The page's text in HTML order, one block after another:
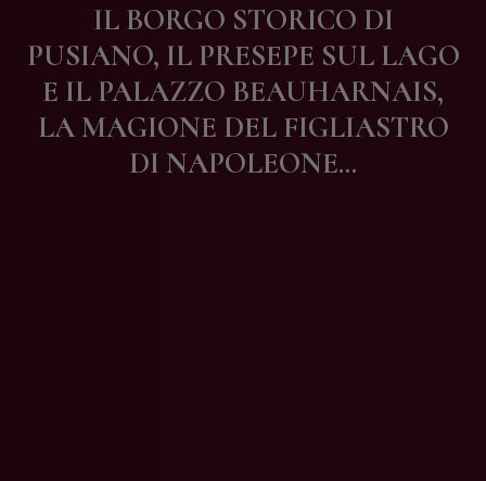
IL BORGO STORICO DI
PUSIANO, IL PRESEPE SUL LAGO
E IL PALAZZO BEAUHARNAIS,
LA MAGIONE DEL FIGLIASTRO
DI NAPOLEONE…